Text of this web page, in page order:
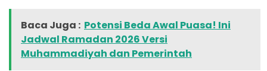
Baca Juga : Potensi Beda Awal Puasa! Ini
Jadwal Ramadan 2026 Versi
Muhammadiyah dan Pemerintah